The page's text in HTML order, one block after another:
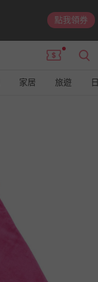
點我領券
家居 旅遊